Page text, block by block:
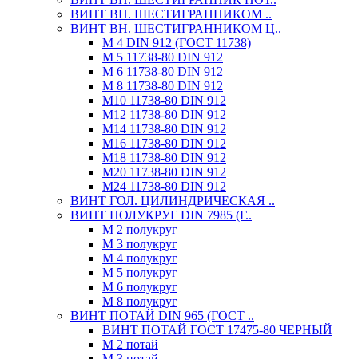
ВИНТ ВН. ШЕСТИГРАННИКОМ ..
ВИНТ ВН. ШЕСТИГРАННИКОМ Ц..
М 4 DIN 912 (ГОСТ 11738)
М 5 11738-80 DIN 912
М 6 11738-80 DIN 912
М 8 11738-80 DIN 912
М10 11738-80 DIN 912
М12 11738-80 DIN 912
М14 11738-80 DIN 912
М16 11738-80 DIN 912
М18 11738-80 DIN 912
М20 11738-80 DIN 912
М24 11738-80 DIN 912
ВИНТ ГОЛ. ЦИЛИНДРИЧЕСКАЯ ..
ВИНТ ПОЛУКРУГ DIN 7985 (Г..
М 2 полукруг
М 3 полукруг
М 4 полукруг
М 5 полукруг
М 6 полукруг
М 8 полукруг
ВИНТ ПОТАЙ DIN 965 (ГОСТ ..
ВИНТ ПОТАЙ ГОСТ 17475-80 ЧЕРНЫЙ
М 2 потай